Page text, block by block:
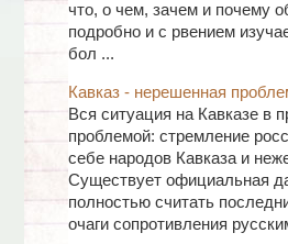
что, о чем, зачем и почему
подробно и с рвением
бол ...
Кавказ - нерешенная
Вся ситуация на Кавказе в
проблемой: стремление
себе народов Кавказа и
Существует официальная
полностью считать
очаги сопротивления